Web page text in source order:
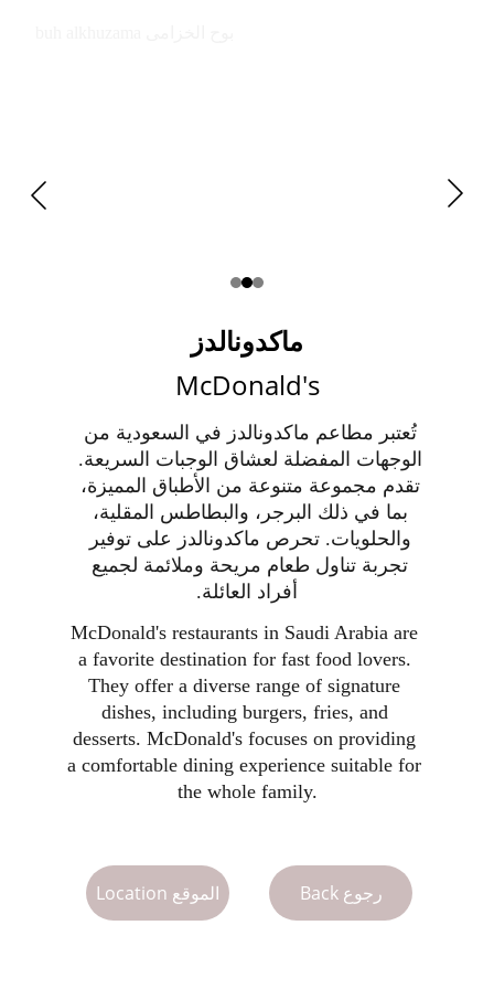
Back رجوع
تُعتبر مطاعم ماكدونالدز في السعودية من
الوجهات المفضلة لعشاق الوجبات السريعة.
تقدم مجموعة متنوعة من الأطباق المميزة،
بما في ذلك البرجر، والبطاطس المقلية،
والحلويات. تحرص ماكدونالدز على توفير
تجربة تناول طعام مريحة وملائمة لجميع
أفراد العائلة.
McDonald's restaurants in Saudi Arabia are
a favorite destination for fast food lovers.
They offer a diverse range of signature
dishes, including burgers, fries, and
desserts. McDonald's focuses on providing
a comfortable dining experience suitable for
the whole family.
Location الموقع
ماكدونالدز
McDonald's